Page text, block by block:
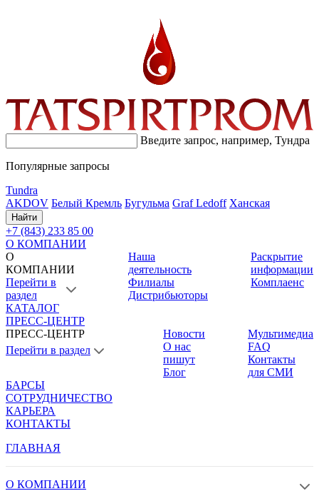
Введите запрос, например, Тундра
Популярные запросы
Tundra
AKDOV Белый Кремль Бугульма Graf Ledoff Ханская
Найти
+7 (843) 233 85 00
О КОМПАНИИ
О
КОМПАНИИ
Перейти в
раздел
Наша
деятельность
Филиалы
Дистрибьюторы
Раскрытие
информации
Комплаенс
КАТАЛОГ
ПРЕСС-ЦЕНТР
ПРЕСС-ЦЕНТР
Перейти в раздел
Новости
О нас
пишут
Блог
Мультимедиа
FAQ
Контакты
для СМИ
БАРСЫ
СОТРУДНИЧЕСТВО
КАРЬЕРА
КОНТАКТЫ
ГЛАВНАЯ
О КОМПАНИИ